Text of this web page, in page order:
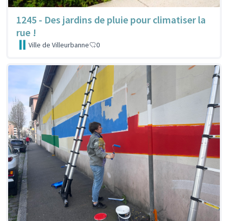
1245 - Des jardins de pluie pour climatiser la
rue !
Ville de Villeurbanne 0